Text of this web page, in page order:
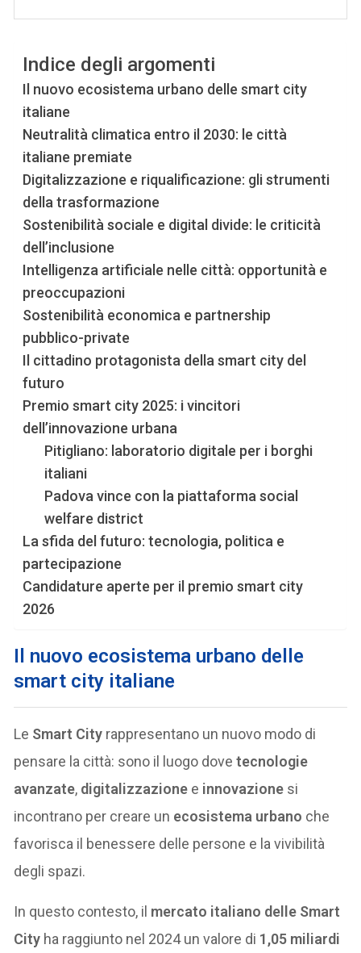
Indice degli argomenti
Il nuovo ecosistema urbano delle smart city
italiane
Neutralità climatica entro il 2030: le città
italiane premiate
Digitalizzazione e riqualificazione: gli strumenti
della trasformazione
Sostenibilità sociale e digital divide: le criticità
dell’inclusione
Intelligenza artificiale nelle città: opportunità e
preoccupazioni
Sostenibilità economica e partnership
pubblico-private
Il cittadino protagonista della smart city del
futuro
Premio smart city 2025: i vincitori
dell’innovazione urbana
Pitigliano: laboratorio digitale per i borghi
italiani
Padova vince con la piattaforma social
welfare district
La sfida del futuro: tecnologia, politica e
partecipazione
Candidature aperte per il premio smart city
2026
Il nuovo ecosistema urbano delle
smart city italiane
Le Smart City rappresentano un nuovo modo di
pensare la città: sono il luogo dovetecnologie
avanzate, digitalizzazione e innovazione si
incontrano per creare un ecosistema urbano che
favorisca il benessere delle persone e la vivibilità
degli spazi.
In questo contesto, il mercato italiano delle Smart
City ha raggiunto nel 2024 un valore di 1,05 miliardi